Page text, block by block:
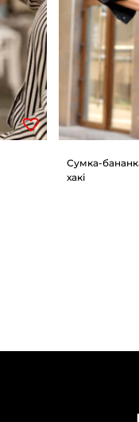
Сумка-
хакі